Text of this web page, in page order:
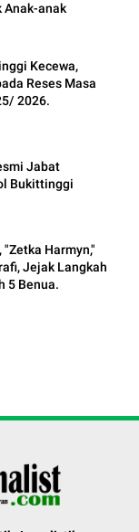
Anak-anak
Kecewa,
Reses Masa
2026.
Jabat
Bukittinggi
"Zetka Harmyn,"
Jejak Langkah
5 Benua.